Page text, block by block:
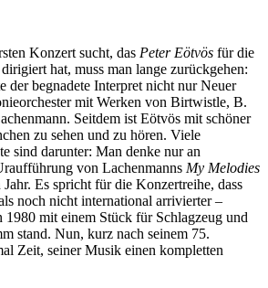
Konzert sucht, das Peter Eötvös für die
hat, muss man lange zurückgehen:
der begnadete Interpret nicht nur Neuer
mit Werken von Birtwistle, B.
Seitdem ist Eötvös mit schöner
zu sehen und zu hören. Viele
sind darunter: Man denke nur an
von Lachenmanns My Melodies
Es spricht für die Konzertreihe, dass
noch nicht international arrivierter –
1980 mit einem Stück für Schlagzeug und
stand. Nun, kurz nach seinem 75.
Zeit, seiner Musik einen kompletten